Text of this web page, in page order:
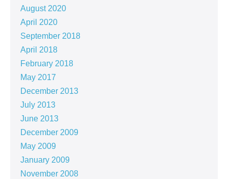
August 2020
April 2020
September 2018
April 2018
February 2018
May 2017
December 2013
July 2013
June 2013
December 2009
May 2009
January 2009
November 2008